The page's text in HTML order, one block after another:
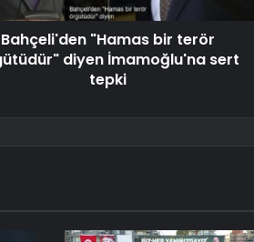
Bahçeli'den "Hamas bir terör
diyen İmamoğlu'na sert
tepki